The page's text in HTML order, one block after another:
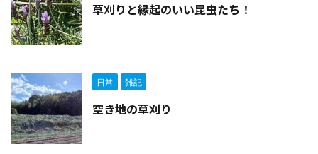
草刈りと縁起のいい昆虫たち！
日常 雑記
空き地の草刈り